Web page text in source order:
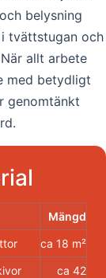
belysning
tvättstugan och
allt arbete
med betydligt
genomtänkt
Mängd
ca 18 m²
ca 42